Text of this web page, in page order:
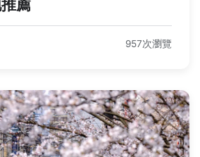
薦
957次瀏覽